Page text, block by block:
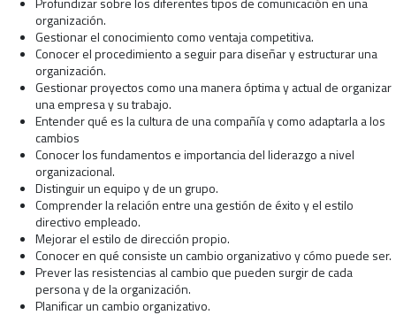
organización.
Gestionar el conocimiento como ventaja competitiva.
Conocer el procedimiento a seguir para diseñar y estructurar una
organización.
Gestionar proyectos como una manera óptima y actual de organizar
una empresa y su trabajo.
Entender qué es la cultura de una compañía y como adaptarla a los
cambios
Conocer los fundamentos e importancia del liderazgo a nivel
organizacional.
Distinguir un equipo y de un grupo.
Comprender la relación entre una gestión de éxito y el estilo
directivo empleado.
Mejorar el estilo de dirección propio.
Conocer en qué consiste un cambio organizativo y cómo puede ser.
Prever las resistencias al cambio que pueden surgir de cada
persona y de la organización.
Planificar un cambio organizativo.